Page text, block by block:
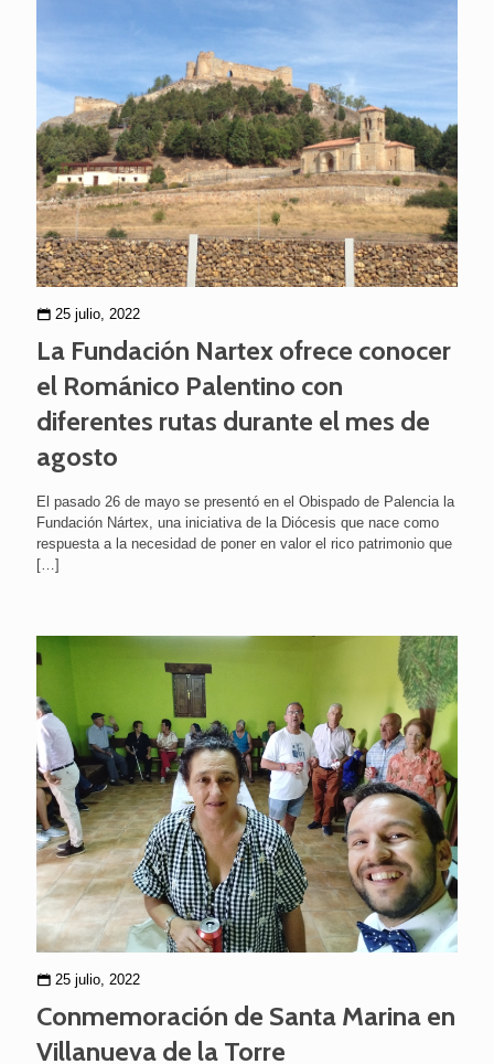
25 julio, 2022
La Fundación Nartex ofrece conocer
el Románico Palentino con
diferentes rutas durante el mes de
agosto
El pasado 26 de mayo se presentó en el Obispado de Palencia la
Fundación Nártex, una iniciativa de la Diócesis que nace como
respuesta a la necesidad de poner en valor el rico patrimonio que
[…]
25 julio, 2022
Conmemoración de Santa Marina en
Villanueva de la Torre